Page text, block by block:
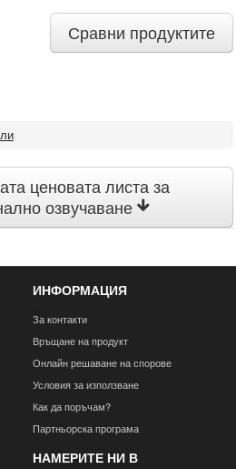
Сравни продуктите
ценовата листа за
озвучаване
ИНФОРМАЦИЯ
За контакти
Връщане на продукт
Онлайн решаване на спорове
Условия за използване
Как да поръчам?
Партньорска програма
НАМЕРИТЕ НИ В